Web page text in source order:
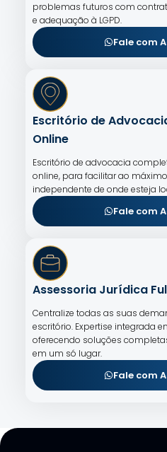
problemas futuros com
e adequação à LGPD.
Fale com
Escritório de
Online
Escritório de advocacia
online, para facilitar ao
independente de onde esteja
Fale com
Assessoria Jurídica
Centralize todas as suas
escritório. Expertise integrada
oferecendo soluções
em um só lugar.
Fale com